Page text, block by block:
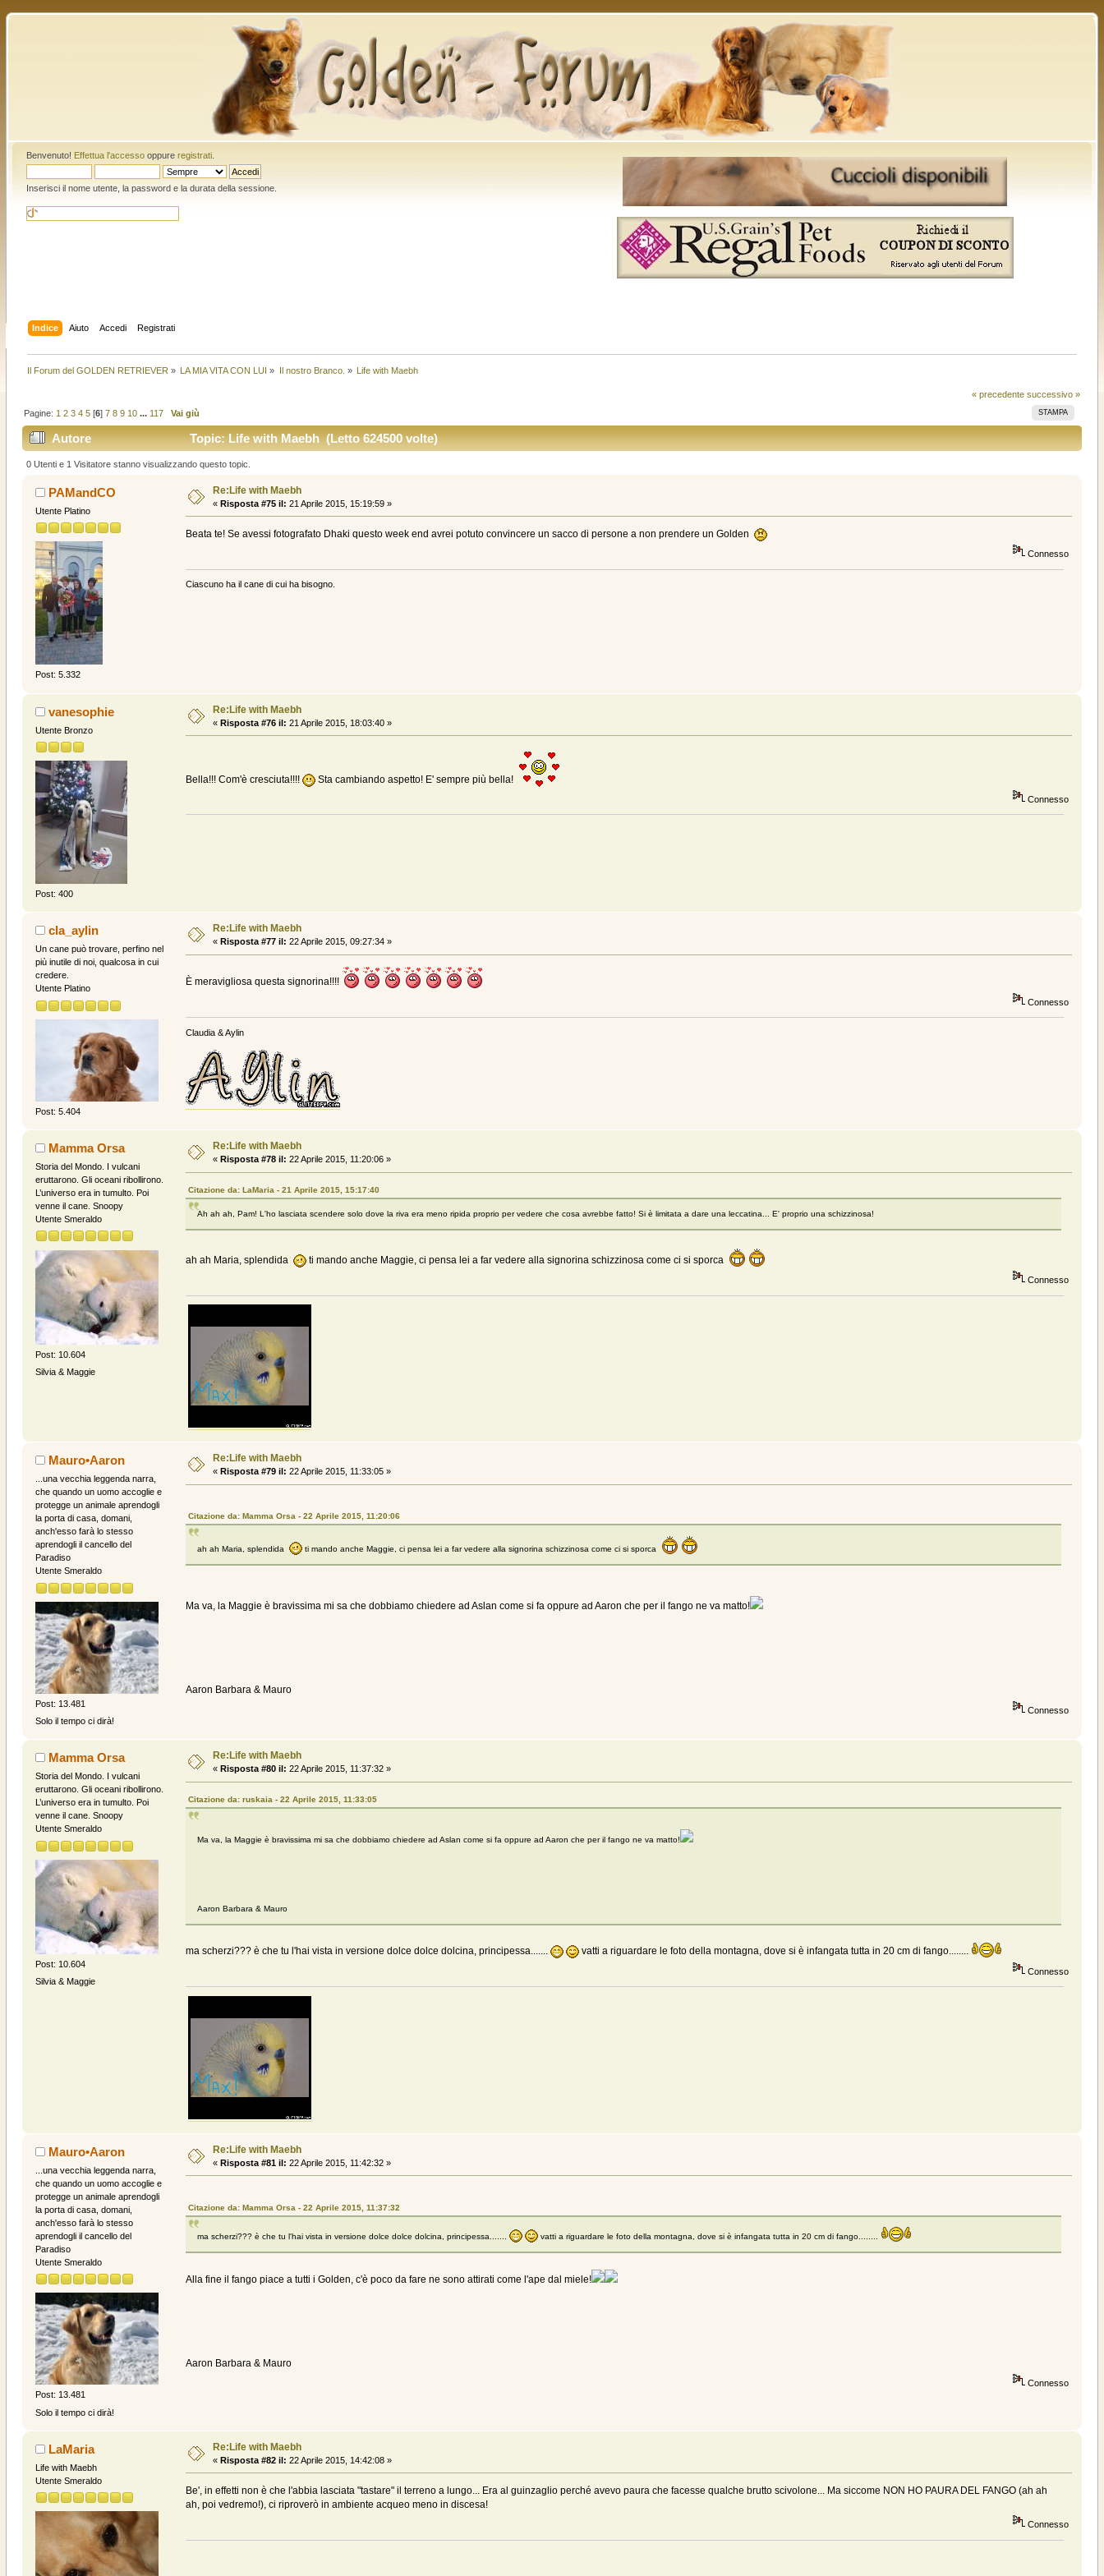
Benvenuto! Effettua l'accessooppure registrati.
Inserisci il nome utente, la password e la durata della sessione.
Indice Aiuto Accedi Registrati
Il Forum del GOLDEN RETRIEVER » LA MIA VITA CON LUI » Il nostro Branco. » Life with Maebh
« precedente successivo »
STAMPA
Pagine: 1 2 3 4 5[6] 7 8 9 10 ... 117 Vai giù
Autore Topic: Life with Maebh (Letto 624500 volte)
0 Utenti e 1 Visitatore stanno visualizzando questo topic.
PAMandCO
Utente Platino
Post: 5.332
Re:Life with Maebh
« Risposta #75 il: 21 Aprile 2015, 15:19:59 »
Beata te! Se avessi fotografato Dhaki questo week end avrei potuto convincere un sacco di persone a non prendere un Golden
Connesso
Ciascuno ha il cane di cui ha bisogno.
vanesophie
Utente Bronzo
Post: 400
Re:Life with Maebh
« Risposta #76 il: 21 Aprile 2015, 18:03:40 »
Bella!!! Com'è cresciuta!!!! Sta cambiando aspetto! E' sempre più bella!
Connesso
cla_aylin
Un cane può trovare, perfino nel
più inutile di noi, qualcosa in cui
credere.
Utente Platino
Post: 5.404
Re:Life with Maebh
« Risposta #77 il: 22 Aprile 2015, 09:27:34 »
È meravigliosa questa signorina!!!!
Connesso
Claudia & Aylin
Mamma Orsa
Storia del Mondo. I vulcani
eruttarono. Gli oceani ribollirono.
L’universo era in tumulto. Poi
venne il cane. Snoopy
Utente Smeraldo
Post: 10.604
Silvia & Maggie
Re:Life with Maebh
« Risposta #78 il: 22 Aprile 2015, 11:20:06 »
Citazione da: LaMaria - 21 Aprile 2015, 15:17:40
Ah ah ah, Pam! L'ho lasciata scendere solo dove la riva era meno ripida proprio per vedere che cosa avrebbe fatto! Si è limitata a dare una leccatina... E' proprio una schizzinosa!
ah ah Maria, splendida ti mando anche Maggie, ci pensa lei a far vedere alla signorina schizzinosa come ci si sporca
Connesso
Mauro•Aaron
...una vecchia leggenda narra,
che quando un uomo accoglie e
protegge un animale aprendogli
la porta di casa, domani,
anch'esso farà lo stesso
aprendogli il cancello del
Paradiso
Utente Smeraldo
Post: 13.481
Solo il tempo ci dirà!
Re:Life with Maebh
« Risposta #79 il: 22 Aprile 2015, 11:33:05 »
Citazione da: Mamma Orsa - 22 Aprile 2015, 11:20:06
ah ah Maria, splendida ti mando anche Maggie, ci pensa lei a far vedere alla signorina schizzinosa come ci si sporca
Ma va, la Maggie è bravissima mi sa che dobbiamo chiedere ad Aslan come si fa oppure ad Aaron che per il fango ne va matto!
Aaron Barbara & Mauro
Connesso
Mamma Orsa
Storia del Mondo. I vulcani
eruttarono. Gli oceani ribollirono.
L’universo era in tumulto. Poi
venne il cane. Snoopy
Utente Smeraldo
Post: 10.604
Silvia & Maggie
Re:Life with Maebh
« Risposta #80 il: 22 Aprile 2015, 11:37:32 »
Citazione da: ruskaia - 22 Aprile 2015, 11:33:05
Ma va, la Maggie è bravissima mi sa che dobbiamo chiedere ad Aslan come si fa oppure ad Aaron che per il fango ne va matto!
Aaron Barbara & Mauro
ma scherzi??? è che tu l'hai vista in versione dolce dolce dolcina, principessa....... vatti a riguardare le foto della montagna, dove si è infangata tutta in 20 cm di fango........
Connesso
Mauro•Aaron
...una vecchia leggenda narra,
che quando un uomo accoglie e
protegge un animale aprendogli
la porta di casa, domani,
anch'esso farà lo stesso
aprendogli il cancello del
Paradiso
Utente Smeraldo
Post: 13.481
Solo il tempo ci dirà!
Re:Life with Maebh
« Risposta #81 il: 22 Aprile 2015, 11:42:32 »
Citazione da: Mamma Orsa - 22 Aprile 2015, 11:37:32
ma scherzi??? è che tu l'hai vista in versione dolce dolce dolcina, principessa....... vatti a riguardare le foto della montagna, dove si è infangata tutta in 20 cm di fango........
Alla fine il fango piace a tutti i Golden, c'è poco da fare ne sono attirati come l'ape dal miele!
Aaron Barbara & Mauro
Connesso
LaMaria
Life with Maebh
Utente Smeraldo
Re:Life with Maebh
« Risposta #82 il: 22 Aprile 2015, 14:42:08 »
Be', in effetti non è che l'abbia lasciata "tastare" il terreno a lungo... Era al guinzaglio perché avevo paura che facesse qualche brutto scivolone... Ma siccome NON HO PAURA DEL FANGO (ah ah
ah, poi vedremo!), ci riproverò in ambiente acqueo meno in discesa!
Connesso